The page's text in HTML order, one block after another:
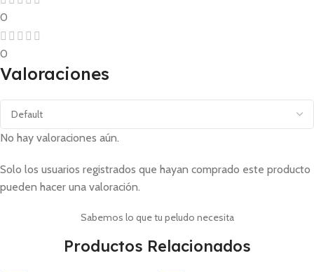
0
0
Valoraciones
No hay valoraciones aún.
Solo los usuarios registrados que hayan comprado este producto
pueden hacer una valoración.
Sabemos lo que tu peludo necesita
Productos Relacionados